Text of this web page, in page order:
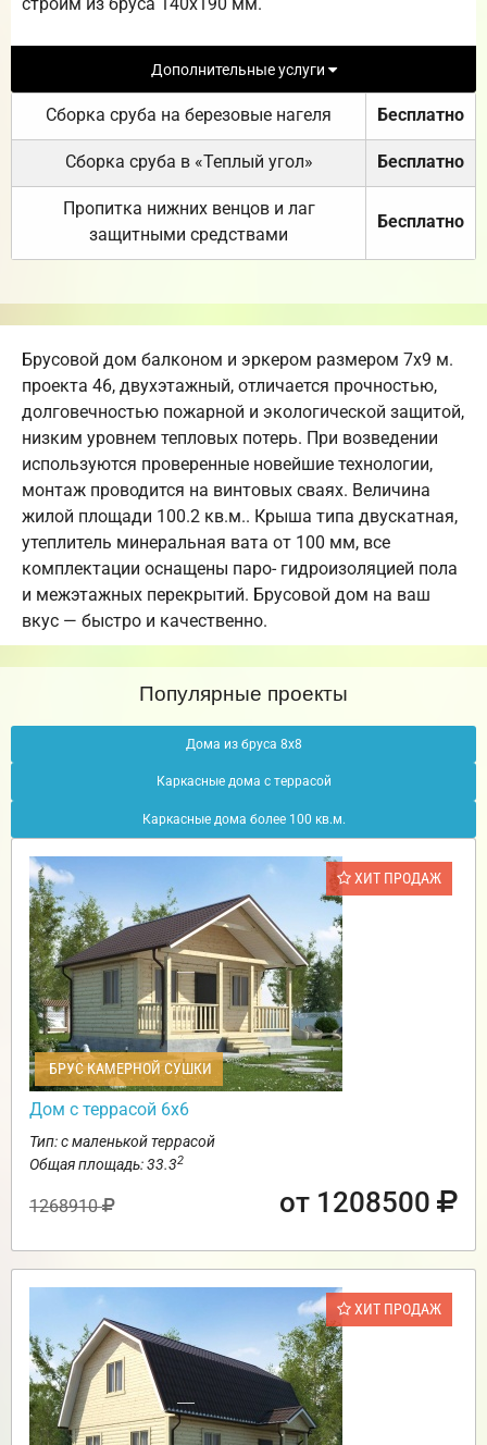
Дополнительные услуги
Сборка сруба на березовые нагеля Бесплатно
Сборка сруба в «Теплый угол» Бесплатно
Пропитка нижних венцов и лаг
защитными средствами
Бесплатно
Брусовой дом балконом и эркером размером 7х9 м.
проекта 46, двухэтажный, отличается прочностью,
долговечностью пожарной и экологической защитой,
низким уровнем тепловых потерь. При возведении
используются проверенные новейшие технологии,
монтаж проводится на винтовых сваях. Величина
жилой площади 100.2 кв.м.. Крыша типа двускатная,
утеплитель минеральная вата от 100 мм, все
комплектации оснащены паро- гидроизоляцией пола
и межэтажных перекрытий. Брусовой дом на ваш
вкус — быстро и качественно.
Популярные проекты
Дома из бруса 8х8
Каркасные дома с террасой
Каркасные дома более 100 кв.м.
ХИТ ПРОДАЖ
БРУС КАМЕРНОЙ СУШКИ
Дом с террасой 6х6
Тип: с маленькой террасой
Общая площадь: 33.32
1268910 от 1208500
ХИТ ПРОДАЖ